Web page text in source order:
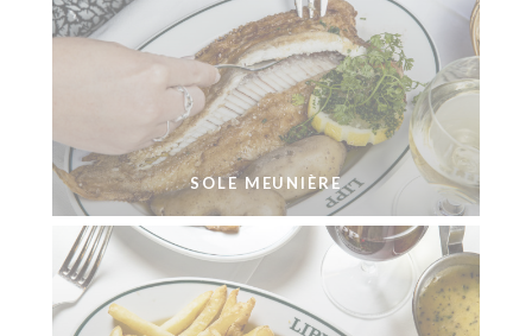
SOLE MEUNIÈRE